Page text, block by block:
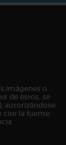
o
de éstos, se
autorizándose
cite la fuente,